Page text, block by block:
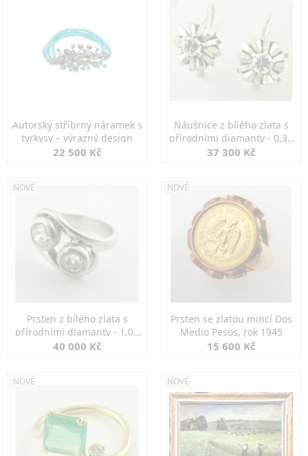
Autorský stříbrný náramek s
tyrkysy – výrazný design
22 500 Kč
Náušnice z bílého zlata s
přírodními diamanty - 0,30
ct
37 300 Kč
NOVÉ
Prsten z bílého zlata s
přírodními diamanty - 1,00
ct
40 000 Kč
NOVÉ
Prsten se zlatou mincí Dos
Medio Pesos, rok 1945
15 600 Kč
NOVÉ NOVÉ